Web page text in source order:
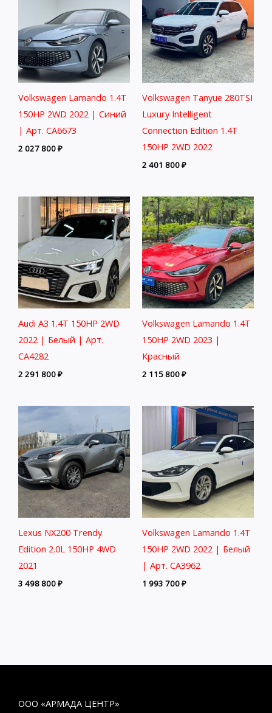
Volkswagen Lamando 1.4T
150HP 2WD 2022 | Синий
| Арт. CA6673
2 027 800₽
Volkswagen Tanyue 280TSI
Luxury Intelligent
Connection Edition 1.4T
150HP 2WD 2022
2 401 800₽
Audi A3 1.4T 150HP 2WD
2022 | Белый | Арт.
CA4282
2 291 800₽
Volkswagen Lamando 1.4T
150HP 2WD 2023 |
Красный
2 115 800₽
Lexus NX200 Trendy
Edition 2.0L 150HP 4WD
2021
3 498 800₽
Volkswagen Lamando 1.4T
150HP 2WD 2022 | Белый
| Арт. CA3962
1 993 700₽
ООО «АРМАДА ЦЕНТР»